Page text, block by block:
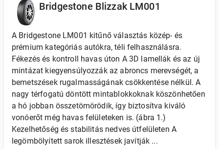
Bridgestone Blizzak LM001
A Bridgestone LM001 kitűnő választás közép- és
prémium kategóriás autókra, téli felhasználásra.
Fékezés és kontroll havas úton A 3D lamellák és az új
mintázat kiegyensúlyozzák az abroncs merevségét, a
bemetszések rugalmasságának csökkentése nélkül. A
nagy térfogatú döntött mintablokkoknak köszönhetően
a hó jobban összetömörödik, így biztosítva kiváló
vonóerőt még havas felületeken is. (ábra 1.)
Kezelhetőség és stabilitás nedves útfelületen A
legömbölyített sarok illesztések javítják ...